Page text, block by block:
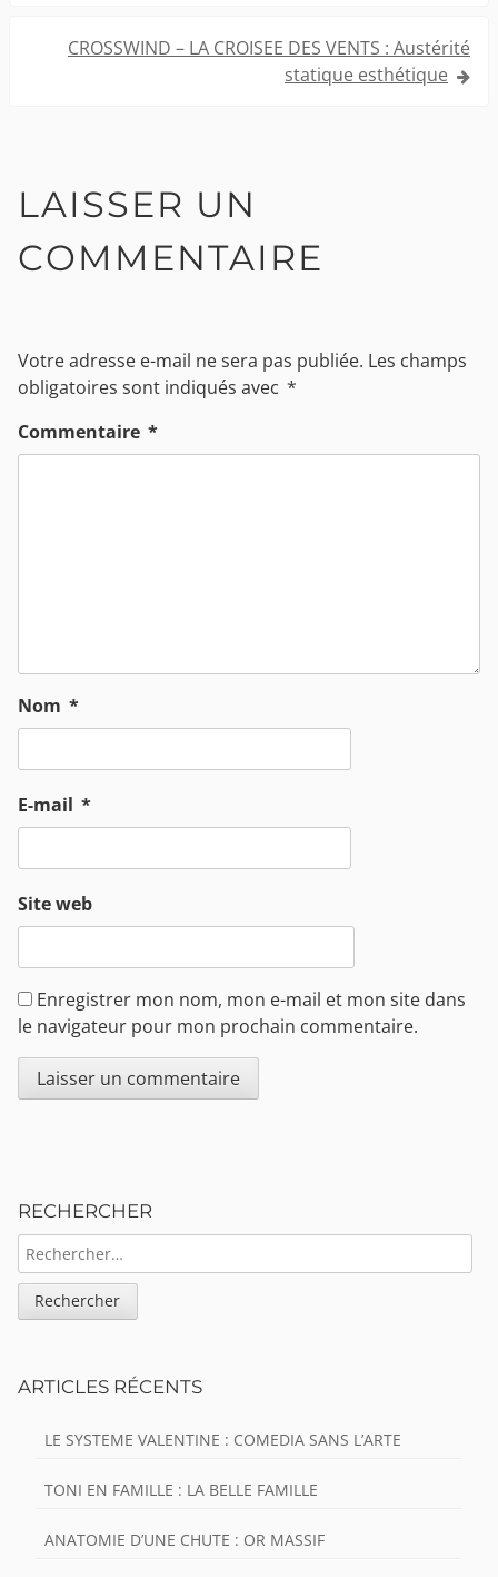
l’articleCROSSWIND – LA CROISEE DES VENTS : Austérité
statique esthétique
LAISSER UN
COMMENTAIRE
Votre adresse e-mail ne sera pas publiée. Les champs
obligatoires sont indiqués avec *
Commentaire *
Nom *
E-mail *
Site web
Enregistrer mon nom, mon e-mail et mon site dans
le navigateur pour mon prochain commentaire.
RECHERCHER
RECHERCHER :
ARTICLES RÉCENTS
LE SYSTEME VALENTINE : COMEDIA SANS L’ARTE
TONI EN FAMILLE : LA BELLE FAMILLE
ANATOMIE D’UNE CHUTE : OR MASSIF